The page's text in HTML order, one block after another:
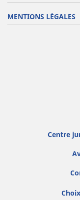
MENTIONS LÉGALES
Centre